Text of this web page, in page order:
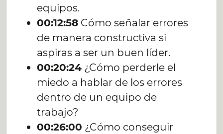
equipos.
00:12:58Cómo señalar errores
de manera constructiva si
aspiras a ser un buen líder.
00:20:24¿Cómo perderle el
miedo a hablar de los errores
dentro de un equipo de
trabajo?
00:26:00 ¿Cómo conseguir